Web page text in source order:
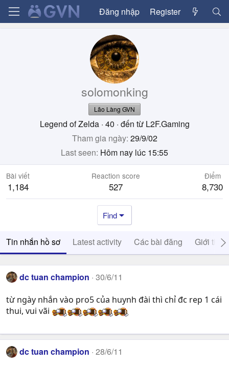
Đăng nhập Register
solomonking
Lão Làng GVN
Legend of Zelda · 40 · đến từ L2F.Gaming
Tham gia ngày 29/9/02
Last seen Hôm nay lúc 15:55
Bài viết
1,184
Reaction score
527
Điểm
8,730
Find
Tin nhắn hồ sơ Latest activity Các bài đăng Giới thiệu
dc tuan champion 30/6/11
từ ngày nhắn vào pro5 của huynh đài thì chỉ đc rep 1 cái
thui, vui vãi
dc tuan champion 28/6/11